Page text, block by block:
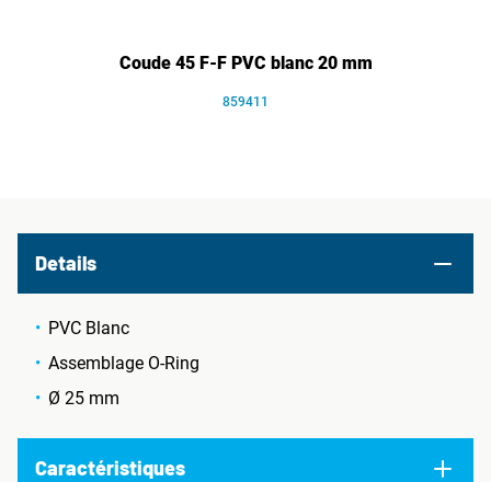
Coude 45 F-F PVC blanc 20 mm
859411
Details
PVC Blanc
Assemblage O-Ring
Ø 25 mm
Caractéristiques